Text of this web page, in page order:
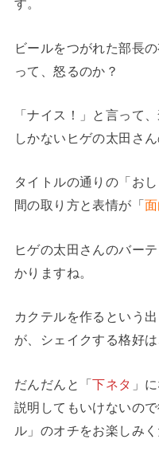
す。
ビールをつがれた部長
って、怒るのか？
「ナイス！」と言って
しかないヒゲの太田さ
タイトルの通りの「お
間の取り方と表情が「面
ヒゲの太田さんのバー
かりますね。
カクテルを作るという
が、シェイクする格好
だんだんと「下ネタ 」
説明してもいけないの
ル」のオチをお楽しみく